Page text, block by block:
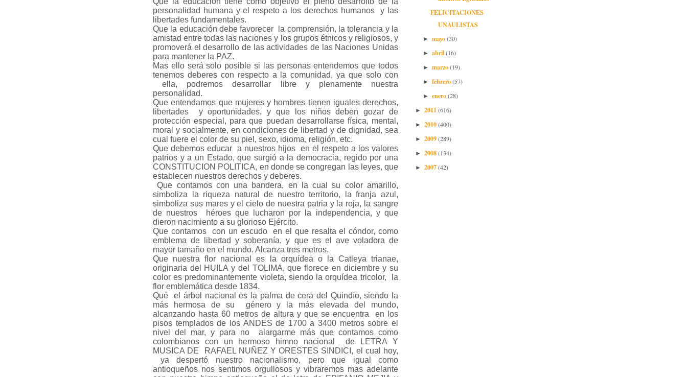
personalidad humana y el respeto a los derechos humanos y las
libertades fundamentales.
Que la educación debe favorecer la comprensión, la tolerancia y la
amistad entre todas las naciones y los grupos étnicos y religiosos, y
promoverá el desarrollo de las actividades de las Naciones Unidas
para mantener la PAZ.
Mas ello será solo posible si las personas entendemos que todos
tenemos deberes con respecto a la comunidad, ya que solo con
ella, podremos desarrollar libre y plenamente nuestra
personalidad.
Que entendamos que mujeres y hombres tienen iguales derechos,
libertades y oportunidades, y que los niños deben gozar de
protección especial, para que puedan desarrollarse física, mental,
moral y socialmente, en condiciones de libertad y de dignidad, sea
cual fuere el color de su piel, sexo, idioma, religión, etc.
Que debemos educar a nuestros hijos en el respeto a los valores
patrios y a un Estado, que surgió a la democracia, regido por una
CONSTITUCION POLITICA, en donde se congregan las leyes, que
establecen nuestros derechos y deberes.
Que contamos con una bandera, en la cual su color amarillo,
simboliza la riqueza natural de nuestro territorio, la franja azul,
simboliza sus mares y el cielo de nuestra patria y la roja, la sangre
de nuestros héroes que lucharon por la independencia, y que
dieron nacimiento a su glorioso Ejército.
Que contamos con un escudo en el que resalta el cóndor, como
emblema de libertad y soberanía, y que es el ave voladora de
mayor tamaño en el mundo. Alcanza tres metros.
Que nuestra flor nacional es la orquídea o la Catleya trianae,
originaria del HUILA y del TOLIMA, que florece en diciembre y su
color es predominantemente violeta, siendo la orquídea tricolor, la
flor emblemática desde 1834.
Qué el árbol nacional es la palma de cera del Quindío, siendo la
más hermosa de su género y la más elevada del mundo,
alcanzando hasta 60 metros de altura y que se encuentra en los
pisos templados de los ANDES de 1700 a 3400 metros sobre el
nivel del mar, y para no alargarme más que contamos como
colombianos con un hermoso himno nacional de LETRA Y
MUSICA DE RAFAEL NUÑEZ Y ORESTES SINDICI, el cual hoy,
ya despertó nuestro nacionalismo, pero que igual como
antioqueños nos sentimos orgullosos y vibraremos mas adelante
FELICITACIONES
UNAULISTAS
► mayo(30)
► abril(16)
► marzo(19)
► febrero(57)
► enero(28)
► 2011(616)
► 2010(400)
► 2009(289)
► 2008(134)
► 2007(42)